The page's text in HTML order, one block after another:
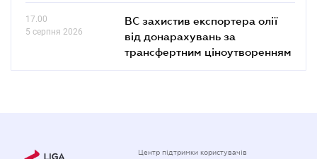
17.00
5 серпня 2026
ВС захистив експортера олії
від донарахувань за
трансфертним ціноутворенням
Центр підтримки користувачів